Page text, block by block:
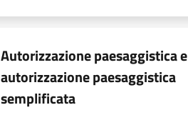
Autorizzazione paesaggistica e
autorizzazione paesaggistica
semplificata